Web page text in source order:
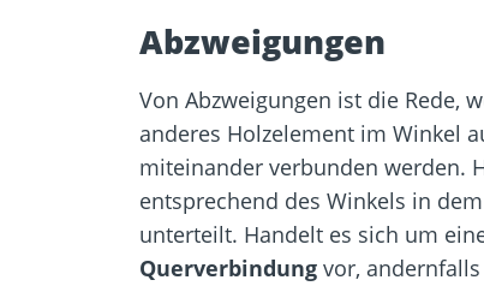
Abzweigungen
Von Abzweigungen ist die Rede,
anderes Holzelement im Winkel
miteinander verbunden werden.
entsprechend des Winkels in
unterteilt. Handelt es sich um
Querverbindung vor,